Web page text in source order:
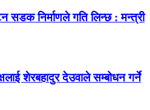
सडक निर्माणले गति लिन्छ : मन्त्री
शेरबहादुर देउवाले सम्बोधन गर्ने